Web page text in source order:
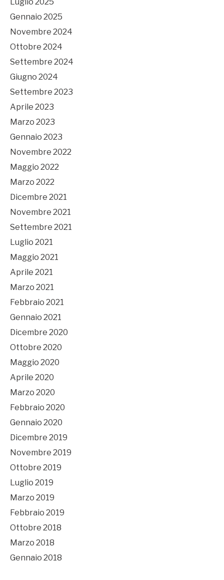
Gennaio 2025
Novembre 2024
Ottobre 2024
Settembre 2024
Giugno 2024
Settembre 2023
Aprile 2023
Marzo 2023
Gennaio 2023
Novembre 2022
Maggio 2022
Marzo 2022
Dicembre 2021
Novembre 2021
Settembre 2021
Luglio 2021
Maggio 2021
Aprile 2021
Marzo 2021
Febbraio 2021
Gennaio 2021
Dicembre 2020
Ottobre 2020
Maggio 2020
Aprile 2020
Marzo 2020
Febbraio 2020
Gennaio 2020
Dicembre 2019
Novembre 2019
Ottobre 2019
Luglio 2019
Marzo 2019
Febbraio 2019
Ottobre 2018
Marzo 2018
Gennaio 2018